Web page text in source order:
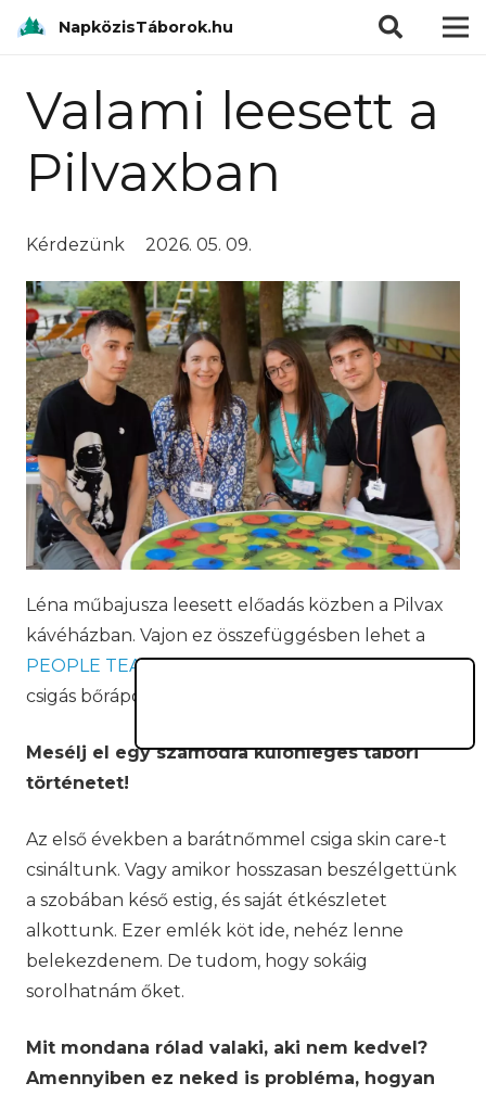
NapközisTáborok.hu
Valami leesett a
Pilvaxban
Kérdezünk 2026. 05. 09.
Léna műbajusza leesett előadás közben a Pilvax
kávéházban. Vajon ez összefüggésben lehet a
PEOPLE TEAMnyári táborában alkalmazott
csigás bőrápolással?
Mesélj el egy számodra különleges tábori
történetet!
Az első években a barátnőmmel csiga skin care-t
csináltunk. Vagy amikor hosszasan beszélgettünk
a szobában késő estig, és saját étkészletet
alkottunk. Ezer emlék köt ide, nehéz lenne
belekezdenem. De tudom, hogy sokáig
sorolhatnám őket.
Mit mondana rólad valaki, aki nem kedvel?
Amennyiben ez neked is probléma, hogyan